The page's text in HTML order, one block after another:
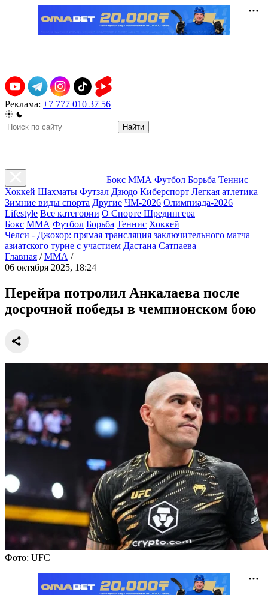
Реклама: +7 777 010 37 56
Найти
Бокс ММА Футбол Борьба Теннис
Хоккей Шахматы Футзал Дзюдо Киберспорт Легкая атлетика
Зимние виды спорта Другие ЧМ-2026 Олимпиада-2026
Lifestyle Все категории О Спорте Шредингера
Бокс ММА Футбол Борьба Теннис Хоккей
Челси - Джохор: прямая трансляция заключительного матча
азиатского турне с участием Дастана Сатпаева
Главная / ММА /
06 октября 2025, 18:24
Перейра потролил Анкалаева после
досрочной победы в чемпионском бою
Фото: UFC